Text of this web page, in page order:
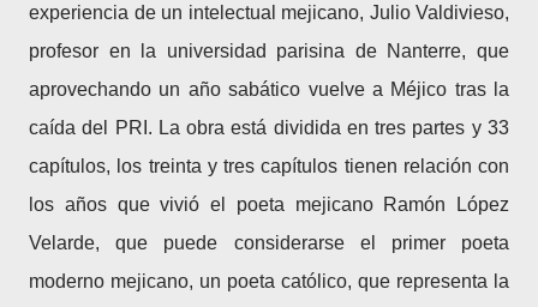
experiencia de un intelectual mejicano, Julio Valdivieso,
profesor en la universidad parisina de Nanterre, que
aprovechando un año sabático vuelve a Méjico tras la
caída del PRI. La obra está dividida en tres partes y 33
capítulos, los treinta y tres capítulos tienen relación con
los años que vivió el poeta mejicano Ramón López
Velarde, que puede considerarse el primer poeta
moderno mejicano, un poeta católico, que representa la